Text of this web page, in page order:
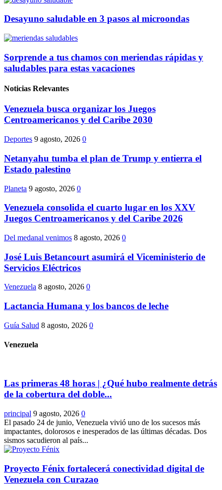
Desayuno saludable en 3 pasos al microondas
Sorprende a tus chamos con meriendas rápidas y
saludables para estas vacaciones
Noticias Relevantes
Venezuela busca organizar los Juegos
Centroamericanos y del Caribe 2030
Deportes 9 agosto, 2026 0
Netanyahu tumba el plan de Trump y entierra el
Estado palestino
Planeta 9 agosto, 2026 0
Venezuela consolida el cuarto lugar en los XXV
Juegos Centroamericanos y del Caribe 2026
Del medanal venimos 8 agosto, 2026 0
José Luis Betancourt asumirá el Viceministerio de
Servicios Eléctricos
Venezuela 8 agosto, 2026 0
Lactancia Humana y los bancos de leche
Guía Salud 8 agosto, 2026 0
Venezuela
Las primeras 48 horas | ¿Qué hubo realmente detrás
de la cobertura del doble...
principal 9 agosto, 2026 0
El pasado 24 de junio, Venezuela vivió uno de los sucesos más
impactantes, dolorosos e inesperados de las últimas décadas. Dos
sismos sacudieron al país...
Proyecto Fénix fortalecerá conectividad digital de
Venezuela con Curazao